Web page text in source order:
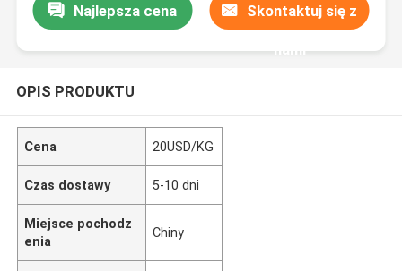
Najlepsza cena Skontaktuj się z
nami
OPIS PRODUKTU
Cena 20USD/KG
Czas dostawy 5-10 dni
Miejsce pochodz
enia
Chiny